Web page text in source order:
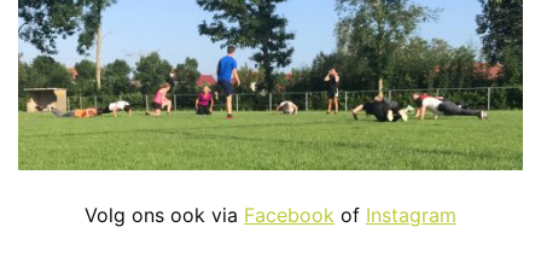
Volg ons ook via Facebook of Instagram